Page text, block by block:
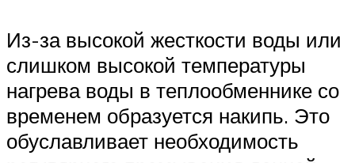
Из-за высокой жесткости воды или
слишком высокой температуры
нагрева воды в теплообменнике со
временем образуется накипь. Это
обуславливает необходимость